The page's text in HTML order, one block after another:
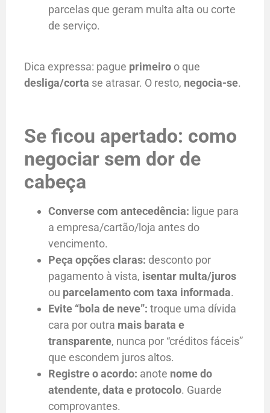
parcelas que geram multa alta ou corte
de serviço.
Dica expressa: pague primeiro o que
desliga/corta se atrasar. O resto, negocia-se.
Se ficou apertado: como
negociar sem dor de
cabeça
Converse com antecedência: ligue para
a empresa/cartão/loja antes do
vencimento.
Peça opções claras: desconto por
pagamento à vista, isentar multa/juros
ou parcelamento com taxa informada.
Evite “bola de neve”: troque uma dívida
cara por outra mais barata e
transparente, nunca por “créditos fáceis”
que escondem juros altos.
Registre o acordo: anote nome do
atendente, data e protocolo. Guarde
comprovantes.